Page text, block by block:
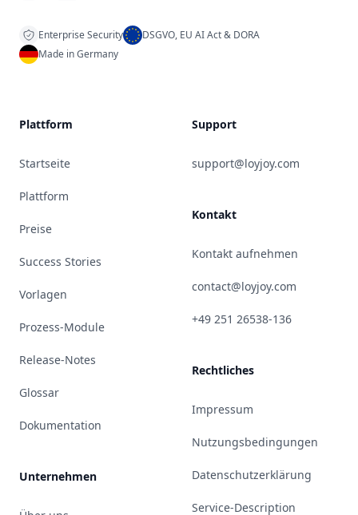
Enterprise Security
DSGVO, EU AI Act & DORA
Made in Germany
Plattform
Startseite
Plattform
Preise
Success Stories
Vorlagen
Prozess-Module
Release-Notes
Glossar
Dokumentation
Unternehmen
Support
support@loyjoy.com
Kontakt
Kontakt aufnehmen
contact@loyjoy.com
+49 251 26538-136
Rechtliches
Impressum
Nutzungsbedingungen
Datenschutzerklärung
Service-Description